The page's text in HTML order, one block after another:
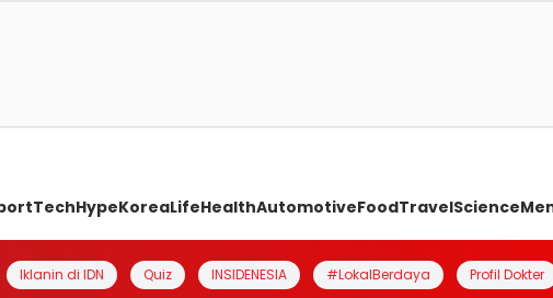
TechHypeKoreaLifeHealthAutomotiveFoodTravelScience
Iklanin di IDN Quiz INSIDENESIA #LokalBerdaya Profil Dokter